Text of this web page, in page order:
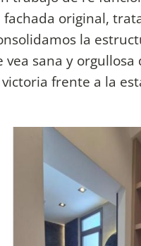
original,
la
vea sana y
frente a la